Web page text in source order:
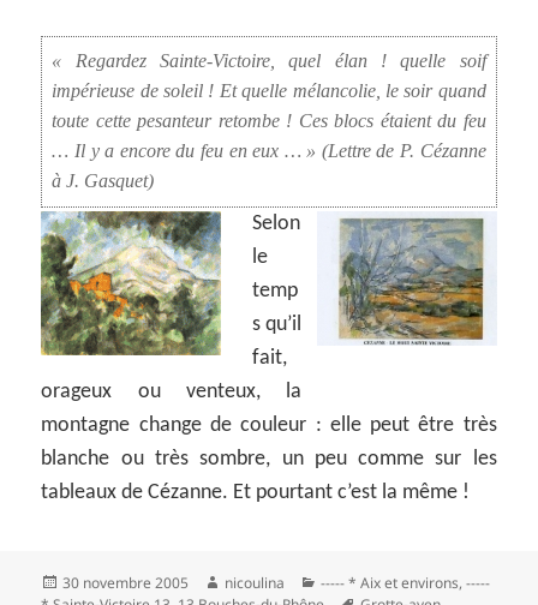
« Regardez Sainte-Victoire, quel élan ! quelle soif
impérieuse de soleil ! Et quelle mélancolie, le soir quand
toute cette pesanteur retombe ! Ces blocs étaient du feu
… Il y a encore du feu en eux … » (Lettre de P. Cézanne
à J. Gasquet)
Selon
le
temp
s qu’il
fait,
orageux ou venteux, la
montagne change de couleur : elle peut être très
blanche ou très sombre, un peu comme sur les
tableaux de Cézanne. Et pourtant c’est la même !
Publié
le
30 novembre 2005 Auteur
nicoulina Catégories
----- * Aix et environs,-----
Mots-